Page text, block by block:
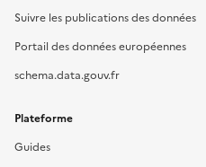
Suivre les publications des données
Portail des données européennes
schema.data.gouv.fr
Plateforme
Guides